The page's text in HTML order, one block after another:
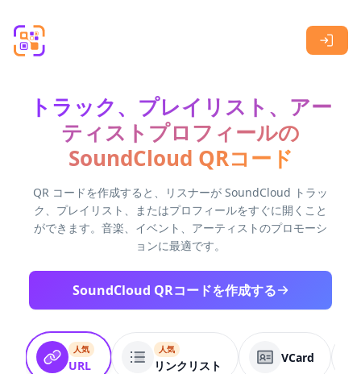
トラック、プレイリスト、アー
ティストプロフィールの
SoundCloud QRコード
QR コードを作成すると、リスナーが SoundCloud トラッ
ク、プレイリスト、またはプロフィールをすぐに開くこと
ができます。音楽、イベント、アーティストのプロモーシ
ョンに最適です。
SoundCloud QRコードを作成する
人気
URL
人気
リンクリスト
VCard